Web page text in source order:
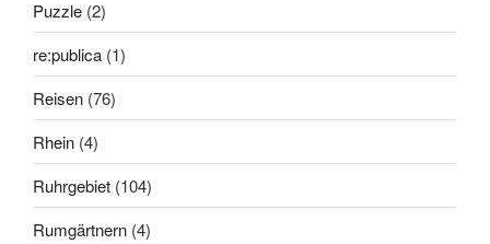
Puzzle (2)
re:publica (1)
Reisen (76)
Rhein (4)
Ruhrgebiet (104)
Rumgärtnern (4)